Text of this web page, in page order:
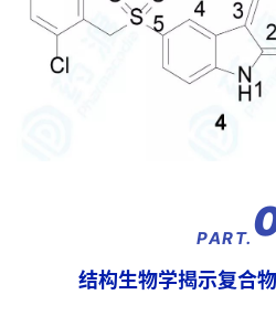
PART.
结构生物学揭示复合